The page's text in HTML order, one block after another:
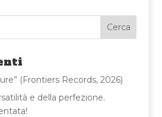
di
vi
di
(Frontiers Records, 2026)
e della perfezione.